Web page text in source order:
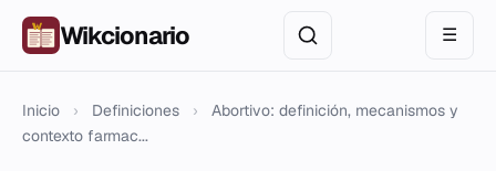
Wikcionario ☰
Inicio › Definiciones ›
Abortivo: definición, mecanismos y
contexto farmac...